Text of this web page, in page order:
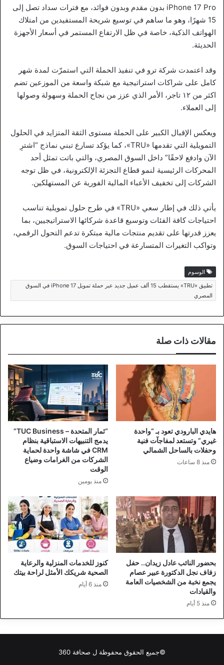
iPhone 17 Pro بدون مقدم وبدون فوائد، مع فترات سداد تصل إلى
15 شهرًا، وهو ما ساهم في توسيع شريحة المستفيدين من امتلاك
الهواتف الذكية، خاصة في ظل الارتفاع المستمر في أسعار الأجهزة
الحديثة.
وقد اعتمدت شركة ترو في تنفيذ الحملة التي استمرّت لمدة شهر
كامل على شراكات استراتيجية مع شبكة واسعة من الموزعين تضم
اكثر من ١٢ تاجر، الأمر الذي عزز من نجاح الحملة وسهولة وصولها
إلى العملاء.
ويعكس الإقبال الكبير على الحملة مستوى الثقة المتزايد في الحلول
التمويلية التي تقدمها «TRU»، كما يؤكد تسارع تبني نماذج “اشترِ
الآن وادفع لاحقًا” داخل السوق المصري، والتي باتت تمثل أحد
المحركات الرئيسية لنمو قطاع التجزئة الإلكترونية، في ظل توجه
الشركات إلى تخفيف الأعباء المالية الفورية عن المستهلكين.
يأتي ذلك في إطار سعي «TRU» في طرح حلول تمويلية تناسب
احتياجات كافة الفئات وتوسيع قاعدة شركائها الاستراتيجيين، بما
يعزز قدرتها على تقديم منتجات مالية مبتكرة تدعم التحول الرقمي،
وتواكب التغيرات المتسارعة في احتياجات السوق.
الوسوم
تطبيق «TRU» يستقطب 15 ألف عميل جديد عبر حملة تمويل iPhone 17 في السوق
المصري
مقالات ذات صلة
هايدي البارودي تعود بـ “واحدة
غيري” وتستعد لمفاجآت فنية
وحفلات بالساحل الشمالي
منذ 8 ساعات
“ثمار المتحدة – TUC Business”
يدمج التنبيهات الاستباقية بنظام
CRM في شاشة واحدة لحماية
الشركات من الغرامات وضياع
الوقت
منذ يومين
بحضور النائب عادل زيدان.. حفل
زفاف نجل الدكتورة عبير عصام
يجمع نخبة من الشخصيات العامة
والقيادات
منذ 5 أيام
كنوز للخدمات المنزلية والرعاية
الصحية شريكك الأمثل لراحة بيتك
منذ 6 أيام
©جميع الحقوق محفوظة ل صحافة 360